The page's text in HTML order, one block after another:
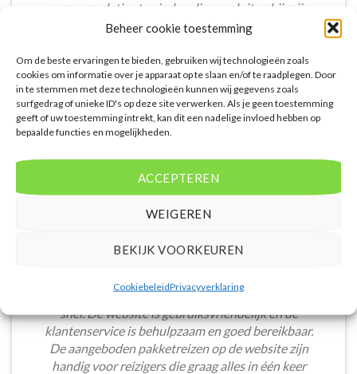
Beheer cookie toestemming
Om de beste ervaringen te bieden, gebruiken wij technologieën zoals
cookies om informatie over je apparaat op te slaan en/of te raadplegen. Door
in te stemmen met deze technologieën kunnen wij gegevens zoals
surfgedrag of unieke ID's op deze site verwerken. Als je geen toestemming
geeft of uw toestemming intrekt, kan dit een nadelige invloed hebben op
bepaalde functies en mogelijkheden.
ACCEPTEREN
WEIGEREN
BEKIJK VOORKEUREN
CookiebeleidPrivacyverklaring
accommodaties te vinden die aansluiten bij mijn
voorkeuren en budget.
Tim Beukers/Tilburg
Voordeligelastminutevakantie.nl is eenvoudig en
snel. De website is gebruiksvriendelijk en de
klantenservice is behulpzaam en goed bereikbaar.
De aangeboden pakketreizen op de website zijn
handig voor reizigers die graag alles in één keer